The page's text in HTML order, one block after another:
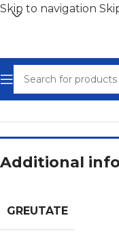
Skip to navigation
Home/Ciocane
Additional
GREUTATE